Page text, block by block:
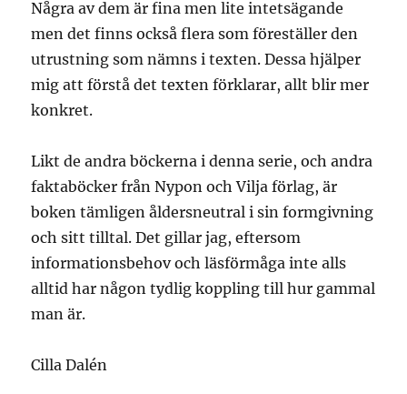
Några av dem är fina men lite intetsägande
men det finns också flera som föreställer den
utrustning som nämns i texten. Dessa hjälper
mig att förstå det texten förklarar, allt blir mer
konkret.
Likt de andra böckerna i denna serie, och andra
faktaböcker från Nypon och Vilja förlag, är
boken tämligen åldersneutral i sin formgivning
och sitt tilltal. Det gillar jag, eftersom
informationsbehov och läsförmåga inte alls
alltid har någon tydlig koppling till hur gammal
man är.
Cilla Dalén